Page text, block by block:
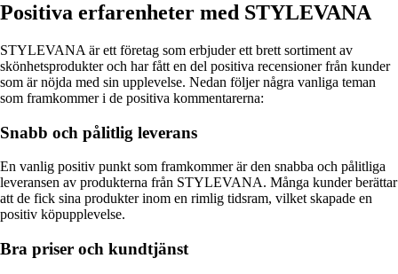
Positiva erfarenheter med STYLEVANA
STYLEVANA är ett företag som erbjuder ett brett sortiment av
skönhetsprodukter och har fått en del positiva recensioner från kunder
som är nöjda med sin upplevelse. Nedan följer några vanliga teman
som framkommer i de positiva kommentarerna:
Snabb och pålitlig leverans
En vanlig positiv punkt som framkommer är den snabba och pålitliga
leveransen av produkterna från STYLEVANA. Många kunder berättar
att de fick sina produkter inom en rimlig tidsram, vilket skapade en
positiv köpupplevelse.
Bra priser och kundtjänst